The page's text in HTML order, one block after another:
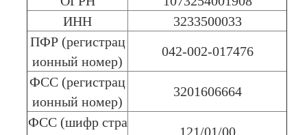
ИНН
3233500033
ПФР (регистрац
ионный номер)
042-002-017476
ФСС (регистрац
ионный номер)
3201606664
ФСС (шифр стра
121/01/00